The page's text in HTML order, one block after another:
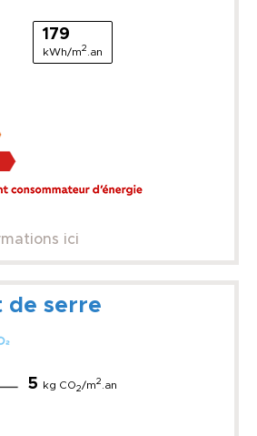
179
kWh/m2 .an
ici
de serre
5 kg CO2/m2 .an